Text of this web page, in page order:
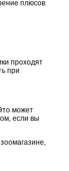
плюсов
проходят
при
может
если вы